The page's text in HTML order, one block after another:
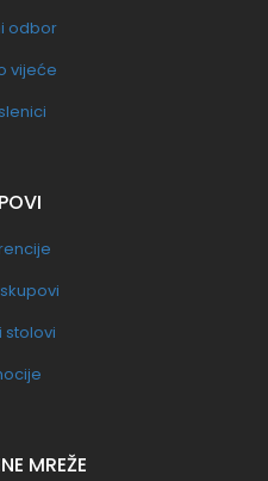
odbor
vijeće
stolovi
MREŽE